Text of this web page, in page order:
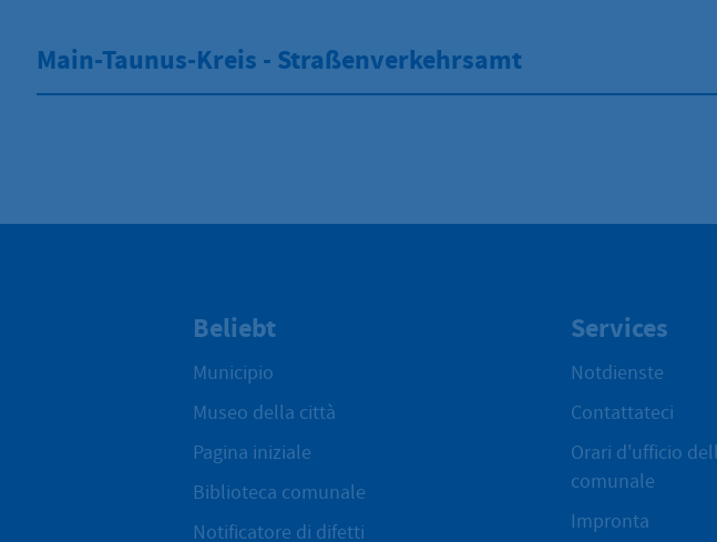
Main-Taunus-Kreis - Straßenverkehrsamt
Beliebt
Municipio
Museo della città
Pagina iniziale
Biblioteca comunale
Notificatore di difetti
Services
Notdienste
Contattateci
Orari d'ufficio
comunale
Impronta